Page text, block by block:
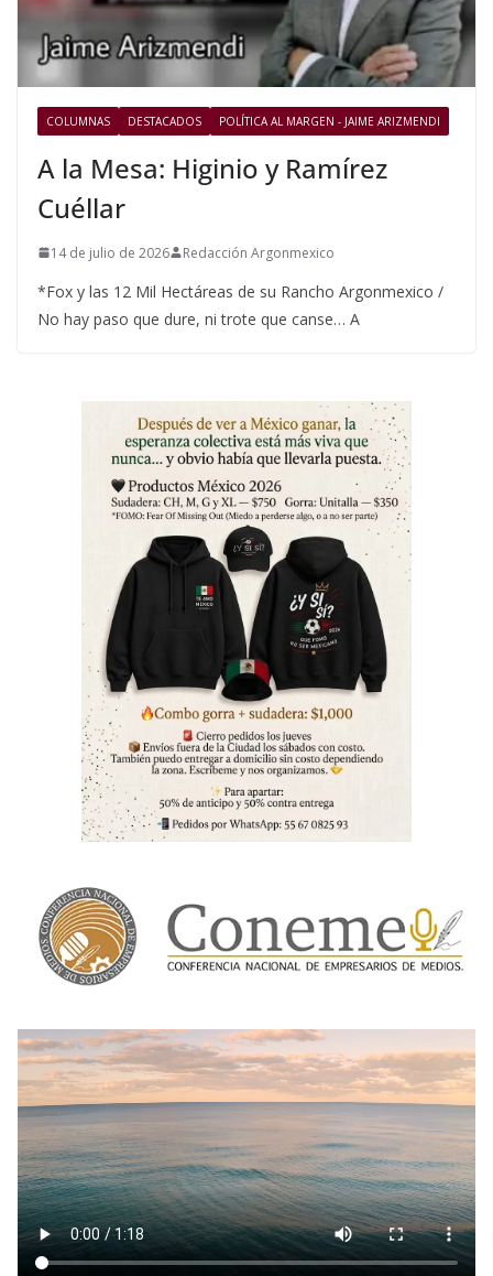
COLUMNAS DESTACADOS POLÍTICA AL MARGEN - JAIME ARIZMENDI
A la Mesa: Higinio y Ramírez
Cuéllar
14 de julio de 2026 Redacción Argonmexico
*Fox y las 12 Mil Hectáreas de su Rancho Argonmexico /
No hay paso que dure, ni trote que canse… A